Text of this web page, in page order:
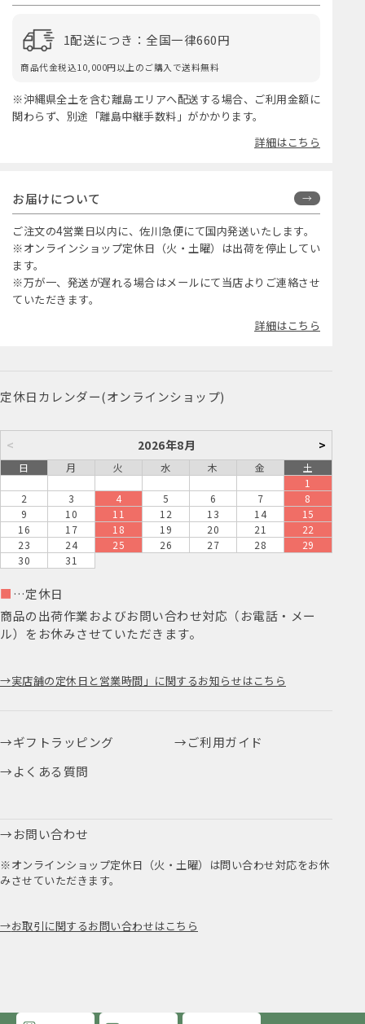
1配送につき：全国一律660円
商品代金税込10,000円以上のご購入で送料無料
※沖縄県全土を含む離島エリアへ配送する場合、ご利用金額に
関わらず、別途「離島中継手数料」がかかります。
詳細はこちら
お届けについて
ご注文の4営業日以内に、佐川急便にて国内発送いたします。
※オンラインショップ定休日（火・土曜）は出荷を停止してい
ます。
※万が一、発送が遅れる場合はメールにて当店よりご連絡させ
ていただきます。
詳細はこちら
定休日カレンダー(オンラインショップ)
< 2026年8月 >
日 月 火 水 木 金
土
1
2
3 4 5 6 7
8
9
10 11 12 13 14
15
16
17 18 19 20 21
22
23
24 25 26 27 28
29
30
31
■ …定休日
商品の出荷作業およびお問い合わせ対応（お電話・メー
ル）をお休みさせていただきます。
実店舗の定休日と営業時間」に関するお知らせはこちら
ギフトラッピング
ご利用ガイド
よくある質問
お問い合わせ
※オンラインショップ定休日（火・土曜）は問い合わせ対応をお休
みさせていただきます。
お取引に関するお問い合わせはこちら